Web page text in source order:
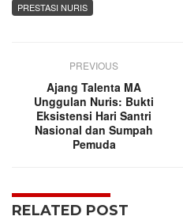
PRESTASI NURIS
PREVIOUS
Ajang Talenta MA
Unggulan Nuris: Bukti
Eksistensi Hari Santri
Nasional dan Sumpah
Pemuda
RELATED POST